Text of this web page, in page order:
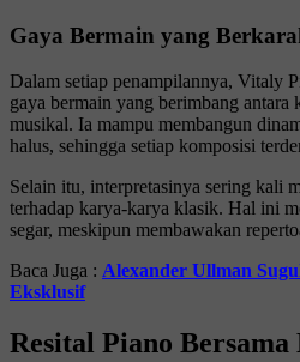
Gaya Bermain yang
Dalam setiap penampilannya, Vitaly
gaya bermain yang berimbang antara
musikal. Ia mampu membangun
halus, sehingga setiap komposisi
Selain itu, interpretasinya sering kali
terhadap karya-karya klasik. Hal ini
segar, meskipun membawakan
Baca Juga : Alexander Ullman
Eksklusif
Resital Piano